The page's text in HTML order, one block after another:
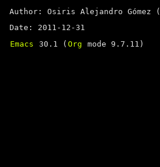
Author: Osiris Alejandro Gómez (
Date: 2011-12-31
Emacs
30.1 ( Org mode 9.7.11)